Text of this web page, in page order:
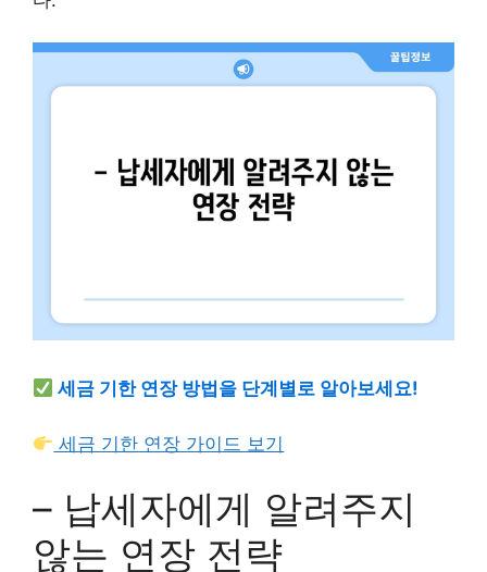
세금 기한 연장 방법을 단계별로 알아보세요!
세금 기한 연장 가이드 보기
– 납세자에게 알려주지
않는 연장 전략